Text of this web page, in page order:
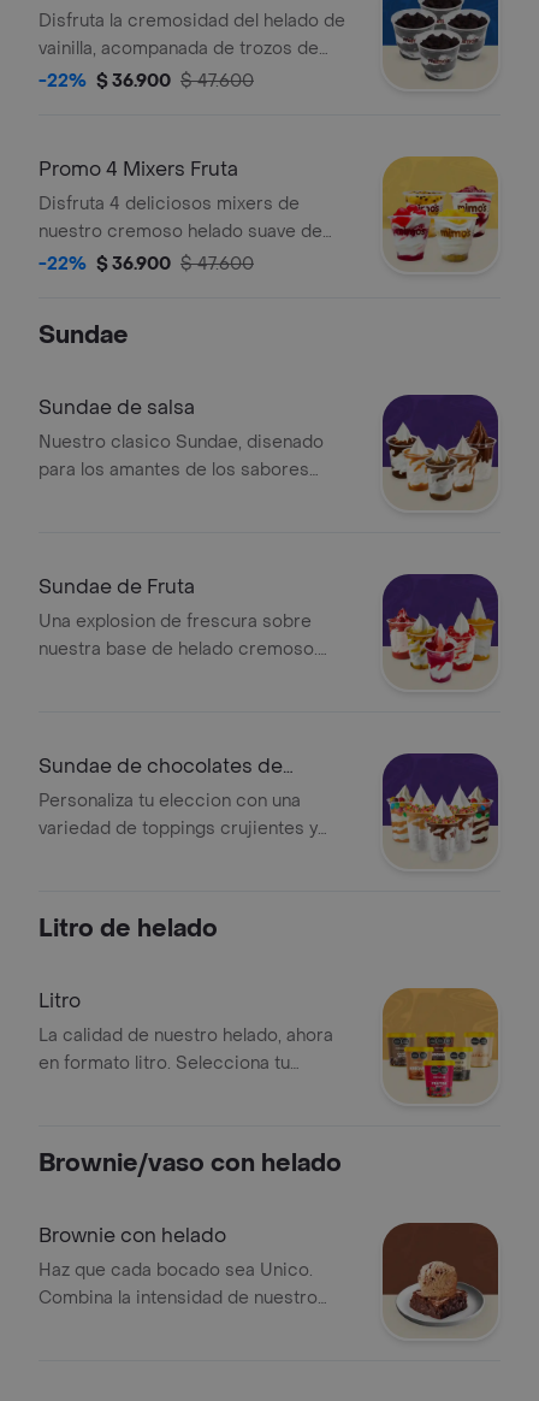
Disfruta la cremosidad del helado de
vainilla, acompanada de trozos de
galleta de chocolate que le dan el
-22% $ 36.900 $ 47.600
Promo 4 Mixers Fruta
Disfruta 4 deliciosos mixers de
nuestro cremoso helado suave de
vainilla. Elige el acompanamiento de
-22% $ 36.900 $ 47.600
Sundae
Sundae de salsa
Nuestro clasico Sundae, disenado
para los amantes de los sabores
Sundae de Fruta
Una explosion de frescura sobre
nuestra base de helado cremoso.
Sundae de chocolates de
colores o Goloch
Personaliza tu eleccion con una
variedad de toppings crujientes y
Litro de helado
Litro
La calidad de nuestro helado, ahora
en formato litro. Selecciona tu
Brownie/vaso con helado
Brownie con helado
Haz que cada bocado sea Unico.
Combina la intensidad de nuestro